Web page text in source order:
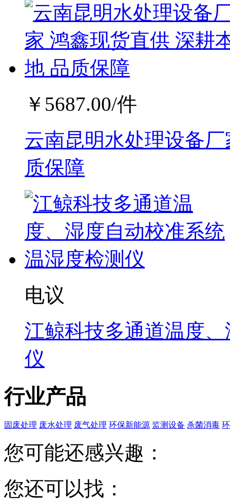
￥ 5687.00/件
云南昆明水处理设备
质保障
电议
江鲸科技多通道温度
仪
行业产品
固废处理 废水处理 废气处理 环保新能源 监测设备 杀菌消毒
您可能还感兴趣：
您还可以找：